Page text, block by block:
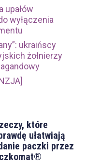
upałów
wyłączenia
ukraińscy
żołnierzy
które
ułatwiają
paczki przez